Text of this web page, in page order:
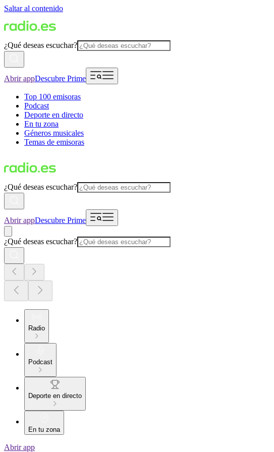
Saltar al contenido
¿Qué deseas escuchar?
Abrir appDescubre Prime
Top 100 emisoras
Podcast
Deporte en directo
En tu zona
Géneros musicales
Temas de emisoras
¿Qué deseas escuchar?
Abrir appDescubre Prime
¿Qué deseas escuchar?
Radio
Podcast
Deporte en directo
En tu zona
Abrir app